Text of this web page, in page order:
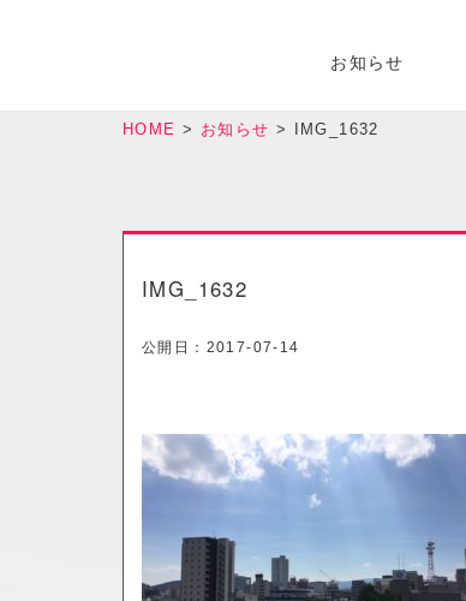
お知らせ
HOME > お知らせ > IMG_1632
IMG_1632
公開日： 2017-07-14